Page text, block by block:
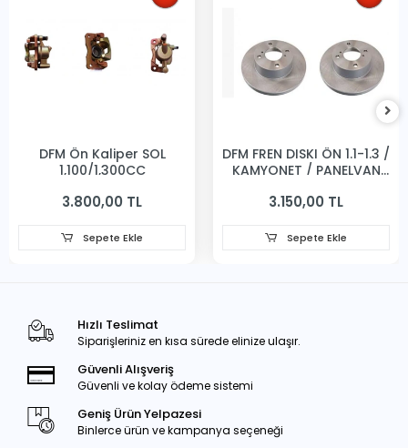
DFM Ön Kaliper SOL
1,100/1,300CC
3.800,00 TL
Sepete Ekle
DFM FREN DISKI ÖN 1.1-1.3 /
KAMYONET / PANELVAN
3.150,00 TL
Sepete Ekle
Hızlı Teslimat
Siparişleriniz en kısa sürede elinize ulaşır.
Güvenli Alışveriş
Güvenli ve kolay ödeme sistemi
Geniş Ürün Yelpazesi
Binlerce ürün ve kampanya seçeneği